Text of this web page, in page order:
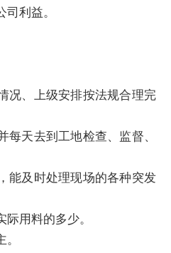
利益。
况、上级安排按法规合理完
每天去到工地检查、监督、
能及时处理现场的各种突发
用料的多少。